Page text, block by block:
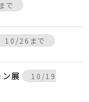
で
10/26まで
ン展
10/19